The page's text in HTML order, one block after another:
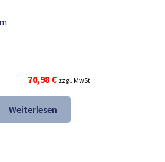
Ursprünglicher
Preis
war:
104,35 €
70,98 €Aktueller
Preis
ist:
70,98 €.
zzgl. MwSt.
Weiterlesen